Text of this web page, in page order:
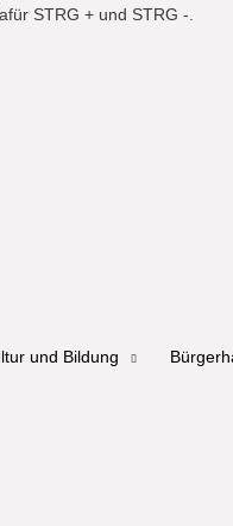
STRG + und STRG -.
und Bildung